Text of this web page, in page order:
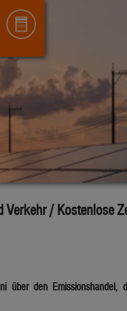
Verkehr / Kostenlose
über den Emissionshandel,